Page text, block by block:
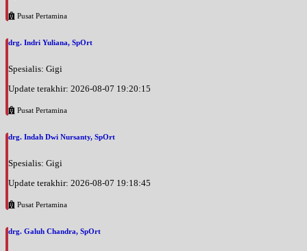
Pusat Pertamina
drg. Indri Yuliana, SpOrt
Spesialis: Gigi
Update terakhir: 2026-08-07 19:20:15
Pusat Pertamina
drg. Indah Dwi Nursanty, SpOrt
Spesialis: Gigi
Update terakhir: 2026-08-07 19:18:45
Pusat Pertamina
drg. Galuh Chandra, SpOrt